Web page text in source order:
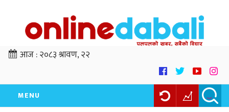
आज :२०८३ श्रावण, २२
MENU